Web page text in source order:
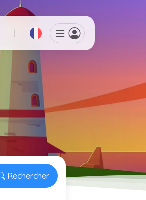
Rechercher